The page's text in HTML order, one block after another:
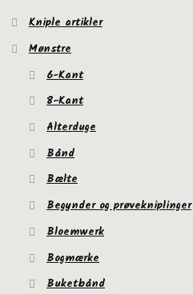
Kniple artikler
Mønstre
6-Kant
8-Kant
Alterduge
Bånd
Bælte
Begynder og prøvekniplinger
Bloemwerk
Bogmærke
Buketbånd